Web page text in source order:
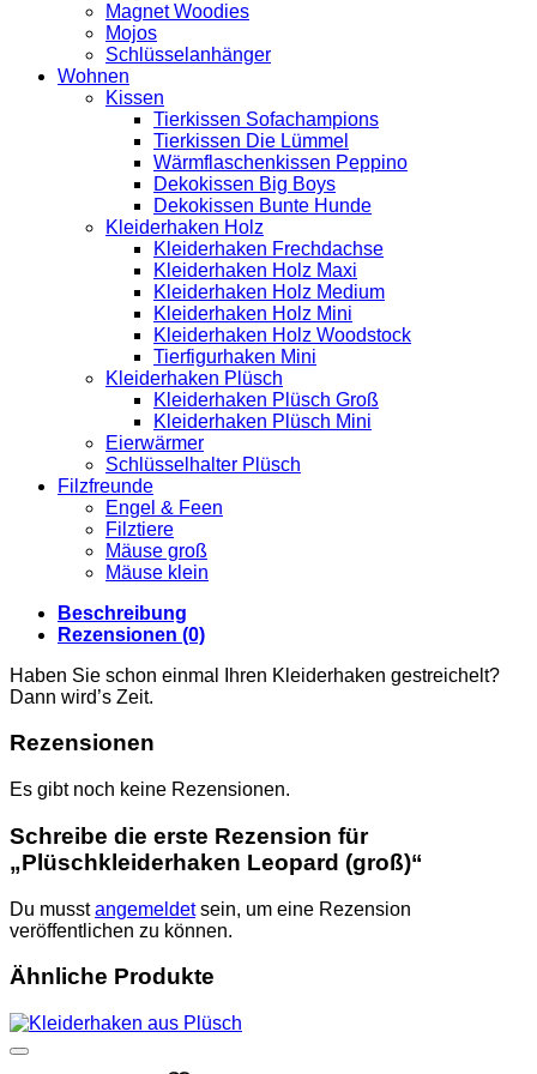
Magnet Woodies
Mojos
Schlüsselanhänger
Wohnen
Kissen
Tierkissen Sofachampions
Tierkissen Die Lümmel
Wärmflaschenkissen Peppino
Dekokissen Big Boys
Dekokissen Bunte Hunde
Kleiderhaken Holz
Kleiderhaken Frechdachse
Kleiderhaken Holz Maxi
Kleiderhaken Holz Medium
Kleiderhaken Holz Mini
Kleiderhaken Holz Woodstock
Tierfigurhaken Mini
Kleiderhaken Plüsch
Kleiderhaken Plüsch Groß
Kleiderhaken Plüsch Mini
Eierwärmer
Schlüsselhalter Plüsch
Filzfreunde
Engel & Feen
Filztiere
Mäuse groß
Mäuse klein
Beschreibung
Rezensionen (0)
Haben Sie schon einmal Ihren Kleiderhaken gestreichelt?
Dann wird’s Zeit.
Rezensionen
Es gibt noch keine Rezensionen.
Schreibe die erste Rezension für
„Plüschkleiderhaken Leopard (groß)“
Du musstangemeldetsein, um eine Rezension
veröffentlichen zu können.
Ähnliche Produkte